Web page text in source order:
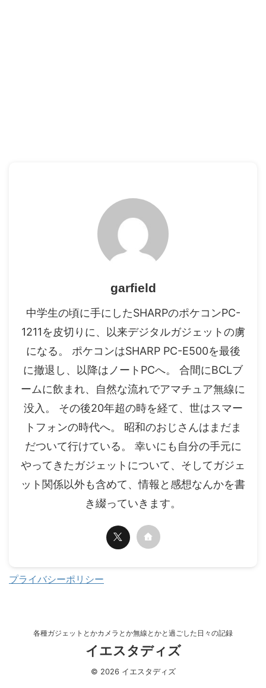
garfield
中学生の頃に手にしたSHARPのポケコンPC-
1211を皮切りに、以来デジタルガジェットの虜
になる。 ポケコンはSHARP PC-E500を最後
に撤退し、以降はノートPCへ。 合間にBCLブ
ームに飲まれ、自然な流れでアマチュア無線に
没入。 その後20年超の時を経て、世はスマー
トフォンの時代へ。 昭和のおじさんはまだま
だついて行けている。 幸いにも自分の手元に
やってきたガジェットについて、そしてガジェ
ット関係以外も含めて、情報と感想なんかを書
き綴っていきます。
プライバシーポリシー
各種ガジェットとかカメラとか無線とかと過ごした日々の記録
イエスタディズ
© 2026 イエスタディズ